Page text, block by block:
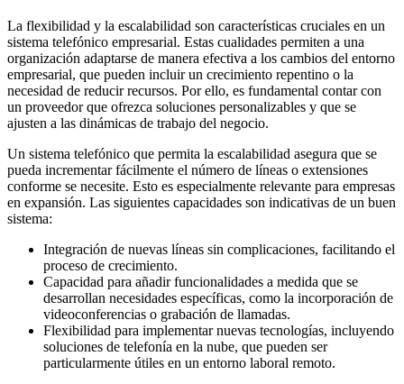
La flexibilidad y la escalabilidad son características cruciales en un
sistema telefónico empresarial. Estas cualidades permiten a una
organización adaptarse de manera efectiva a los cambios del entorno
empresarial, que pueden incluir un crecimiento repentino o la
necesidad de reducir recursos. Por ello, es fundamental contar con
un proveedor que ofrezca soluciones personalizables y que se
ajusten a las dinámicas de trabajo del negocio.
Un sistema telefónico que permita la escalabilidad asegura que se
pueda incrementar fácilmente el número de líneas o extensiones
conforme se necesite. Esto es especialmente relevante para empresas
en expansión. Las siguientes capacidades son indicativas de un buen
sistema:
Integración de nuevas líneas sin complicaciones, facilitando el
proceso de crecimiento.
Capacidad para añadir funcionalidades a medida que se
desarrollan necesidades específicas, como la incorporación de
videoconferencias o grabación de llamadas.
Flexibilidad para implementar nuevas tecnologías, incluyendo
soluciones de telefonía en la nube, que pueden ser
particularmente útiles en un entorno laboral remoto.